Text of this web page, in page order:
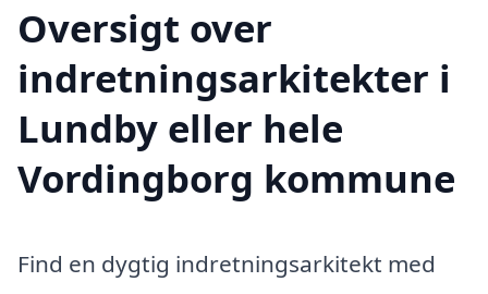
Oversigt over
indretningsarkitekter i
Lundby eller hele
Vordingborg kommune
Find en dygtig indretningsarkitekt med